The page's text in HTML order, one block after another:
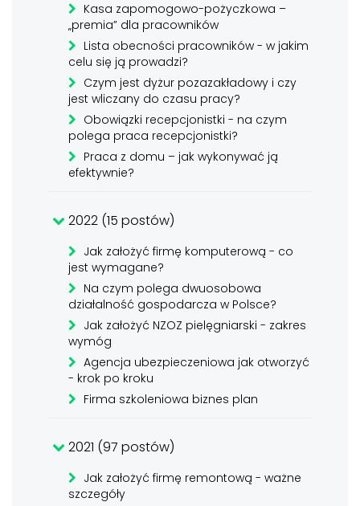
Kasa zapomogowo-pożyczkowa –
„premia” dla pracowników
Lista obecności pracowników - w jakim
celu się ją prowadzi?
Czym jest dyżur pozazakładowy i czy
jest wliczany do czasu pracy?
Obowiązki recepcjonistki - na czym
polega praca recepcjonistki?
Praca z domu – jak wykonywać ją
efektywnie?
2022 (15 postów)
Jak założyć firmę komputerową - co
jest wymagane?
Na czym polega dwuosobowa
działalność gospodarcza w Polsce?
Jak założyć NZOZ pielęgniarski - zakres
wymóg
Agencja ubezpieczeniowa jak otworzyć
- krok po kroku
Firma szkoleniowa biznes plan
2021 (97 postów)
Jak założyć firmę remontową - ważne
szczegóły